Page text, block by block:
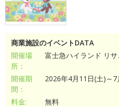
商業施設のイベントDATA
開催場
所：
富士急ハイランド リ
開催期
間：
2026年4月11日(土)～7
料金: 無料